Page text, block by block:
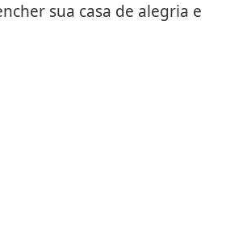
sua casa de alegria e